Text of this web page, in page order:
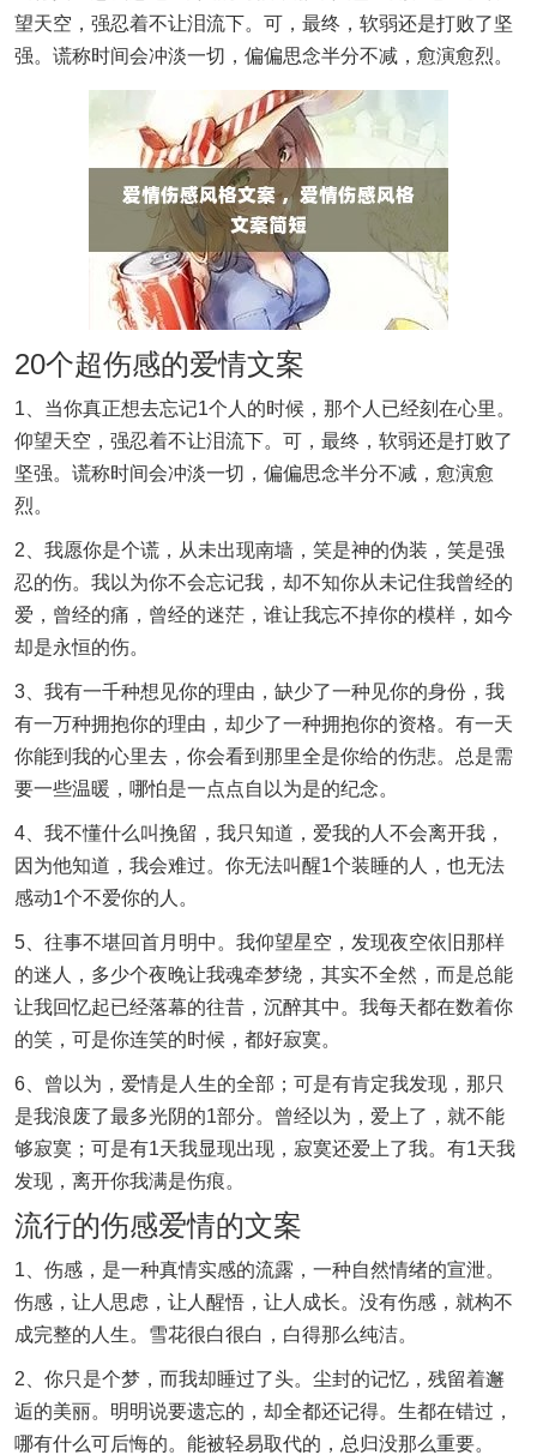
望天空，强忍着不让泪流下。可，最终，软弱还是打败了坚
强。谎称时间会冲淡一切，偏偏思念半分不减，愈演愈烈。
20个超伤感的爱情文案
1、当你真正想去忘记1个人的时候，那个人已经刻在心里。
仰望天空，强忍着不让泪流下。可，最终，软弱还是打败了
坚强。谎称时间会冲淡一切，偏偏思念半分不减，愈演愈
烈。
2、我愿你是个谎，从未出现南墙，笑是神的伪装，笑是强
忍的伤。我以为你不会忘记我，却不知你从未记住我曾经的
爱，曾经的痛，曾经的迷茫，谁让我忘不掉你的模样，如今
却是永恒的伤。
3、我有一千种想见你的理由，缺少了一种见你的身份，我
有一万种拥抱你的理由，却少了一种拥抱你的资格。有一天
你能到我的心里去，你会看到那里全是你给的伤悲。总是需
要一些温暖，哪怕是一点点自以为是的纪念。
4、我不懂什么叫挽留，我只知道，爱我的人不会离开我，
因为他知道，我会难过。你无法叫醒1个装睡的人，也无法
感动1个不爱你的人。
5、往事不堪回首月明中。我仰望星空，发现夜空依旧那样
的迷人，多少个夜晚让我魂牵梦绕，其实不全然，而是总能
让我回忆起已经落幕的往昔，沉醉其中。我每天都在数着你
的笑，可是你连笑的时候，都好寂寞。
6、曾以为，爱情是人生的全部；可是有肯定我发现，那只
是我浪废了最多光阴的1部分。曾经以为，爱上了，就不能
够寂寞；可是有1天我显现出现，寂寞还爱上了我。有1天我
发现，离开你我满是伤痕。
流行的伤感爱情的文案
1、伤感，是一种真情实感的流露，一种自然情绪的宣泄。
伤感，让人思虑，让人醒悟，让人成长。没有伤感，就构不
成完整的人生。雪花很白很白，白得那么纯洁。
2、你只是个梦，而我却睡过了头。尘封的记忆，残留着邂
逅的美丽。明明说要遗忘的，却全都还记得。生都在错过，
哪有什么可后悔的。能被轻易取代的，总归没那么重要。